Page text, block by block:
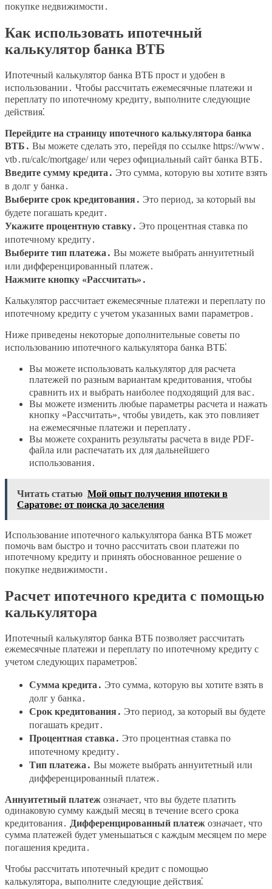
покупке недвижимости․
Как использовать ипотечный
калькулятор банка ВТБ
Ипотечный калькулятор банка ВТБ прост и удобен в
использовании․ Чтобы рассчитать ежемесячные платежи и
переплату по ипотечному кредиту‚ выполните следующие
действия⁚
Перейдите на страницу ипотечного калькулятора банка
ВТБ․ Вы можете сделать это‚ перейдя по ссылке https://www․
vtb․ru/calc/mortgage/ или через официальный сайт банка ВТБ․
Введите сумму кредита․ Это сумма‚ которую вы хотите взять
в долг у банка․
Выберите срок кредитования․ Это период‚ за который вы
будете погашать кредит․
Укажите процентную ставку․ Это процентная ставка по
ипотечному кредиту․
Выберите тип платежа․ Вы можете выбрать аннуитетный
или дифференцированный платеж․
Нажмите кнопку «Рассчитать»․
Калькулятор рассчитает ежемесячные платежи и переплату по
ипотечному кредиту с учетом указанных вами параметров․
Ниже приведены некоторые дополнительные советы по
использованию ипотечного калькулятора банка ВТБ⁚
Вы можете использовать калькулятор для расчета
платежей по разным вариантам кредитования‚ чтобы
сравнить их и выбрать наиболее подходящий для вас․
Вы можете изменить любые параметры расчета и нажать
кнопку «Рассчитать»‚ чтобы увидеть‚ как это повлияет
на ежемесячные платежи и переплату․
Вы можете сохранить результаты расчета в виде PDF-
файла или распечатать их для дальнейшего
использования․
Читать статью Мой опыт получения ипотеки в
Саратове: от поиска до заселения
Использование ипотечного калькулятора банка ВТБ может
помочь вам быстро и точно рассчитать свои платежи по
ипотечному кредиту и принять обоснованное решение о
покупке недвижимости․
Расчет ипотечного кредита с помощью
калькулятора
Ипотечный калькулятор банка ВТБ позволяет рассчитать
ежемесячные платежи и переплату по ипотечному кредиту с
учетом следующих параметров⁚
Сумма кредита․ Это сумма‚ которую вы хотите взять в
долг у банка․
Срок кредитования․ Это период‚ за который вы будете
погашать кредит․
Процентная ставка․ Это процентная ставка по
ипотечному кредиту․
Тип платежа․ Вы можете выбрать аннуитетный или
дифференцированный платеж․
Аннуитетный платеж означает‚ что вы будете платить
одинаковую сумму каждый месяц в течение всего срока
кредитования․ Дифференцированный платеж означает‚ что
сумма платежей будет уменьшаться с каждым месяцем по мере
погашения кредита․
Чтобы рассчитать ипотечный кредит с помощью
калькулятора‚ выполните следующие действия⁚